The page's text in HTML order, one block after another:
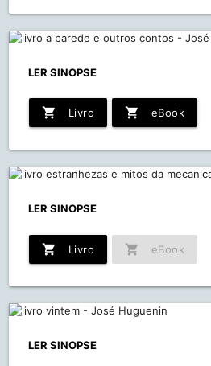
LER SINOPSE
shopping_cart Livro shopping_cart eBook
LER SINOPSE
shopping_cart Livro shopping_cart eBook
LER SINOPSE